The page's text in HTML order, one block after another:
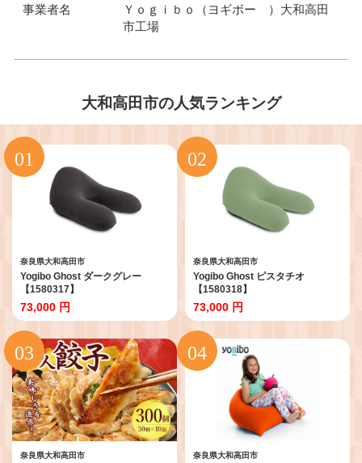
事業者名
Ｙｏｇｉｂｏ（ヨギボー ）大和高田
市工場
大和高田市の人気ランキング
奈良県大和高田市
Yogibo Ghost ダークグレー
【1580317】
73,000 円
奈良県大和高田市
Yogibo Ghost ピスタチオ
【1580318】
73,000 円
奈良県大和高田市 奈良県大和高田市